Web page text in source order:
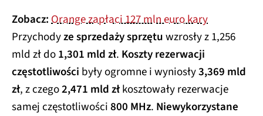
Zobacz:Orange zapłaci 127 mln euro kary
Przychodyze sprzedaży sprzętuwzrosły z 1,256
mld zł do1,301 mld zł. Koszty rezerwacji
częstotliwości były ogromne i wyniosły3,369 mld
zł, z czego2,471 mld złkosztowały rezerwacje
samej częstotliwości800 MHz. Niewykorzystane